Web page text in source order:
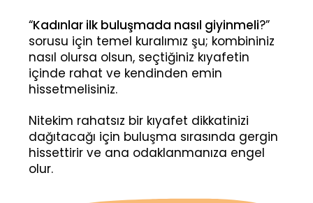
“Kadınlar ilk buluşmada nasıl giyinmeli?”
sorusu için temel kuralımız şu; kombininiz
nasıl olursa olsun, seçtiğiniz kıyafetin
içinde rahat ve kendinden emin
hissetmelisiniz.
Nitekim rahatsız bir kıyafet dikkatinizi
dağıtacağı için buluşma sırasında gergin
hissettirir ve ana odaklanmanıza engel
olur.